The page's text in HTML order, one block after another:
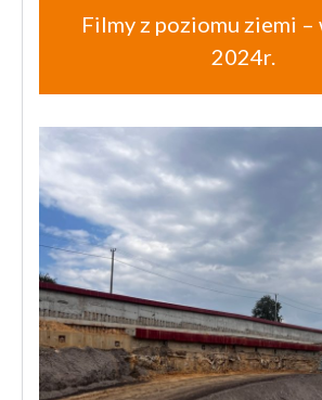
Filmy z poziomu ziemi –
2024r.